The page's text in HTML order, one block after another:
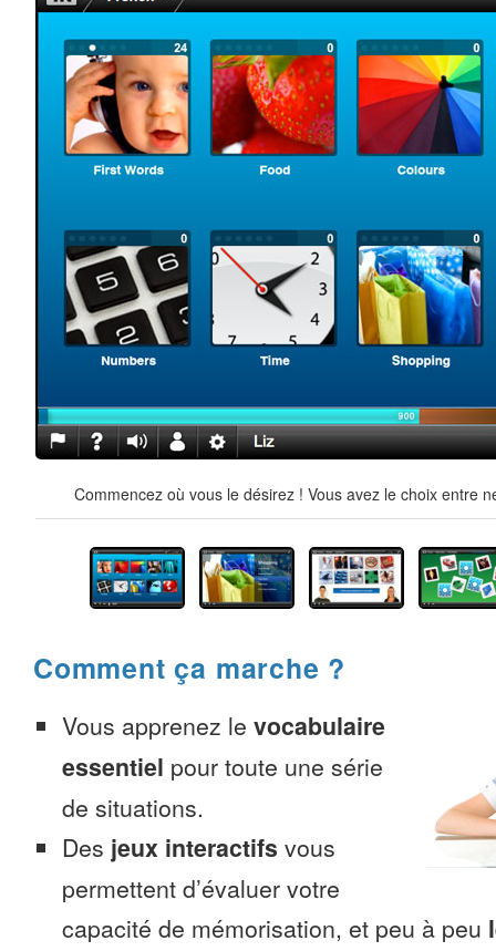
Commencez où vous le désirez ! Vous avez le choix entre
Comment ça marche ?
Vous apprenez le vocabulaire
essentiel pour toute une série
de situations.
Des jeux interactifs vous
permettent d’évaluer votre
capacité de mémorisation, et peu à peu